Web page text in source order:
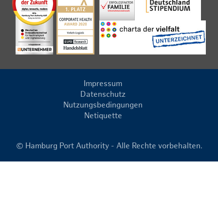
Impressum
Datenschutz
Nutzungsbedingungen
Netiquette
© Hamburg Port Authority - Alle Rechte vorbehalten.